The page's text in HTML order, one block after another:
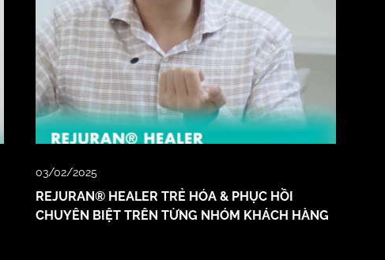
03/02/2025
REJURAN® HEALER TRẺ HÓA & PHỤC HỒI
CHUYÊN BIỆT TRÊN TỪNG NHÓM KHÁCH HÀNG